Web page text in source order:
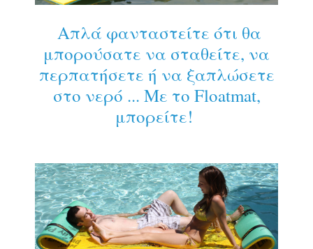
Απλά φανταστείτε ότι θα
μπορούσατε να σταθείτε, να
περπατήσετε ή να ξαπλώσετε
στο νερό ... Με το Floatmat,
μπορείτε!